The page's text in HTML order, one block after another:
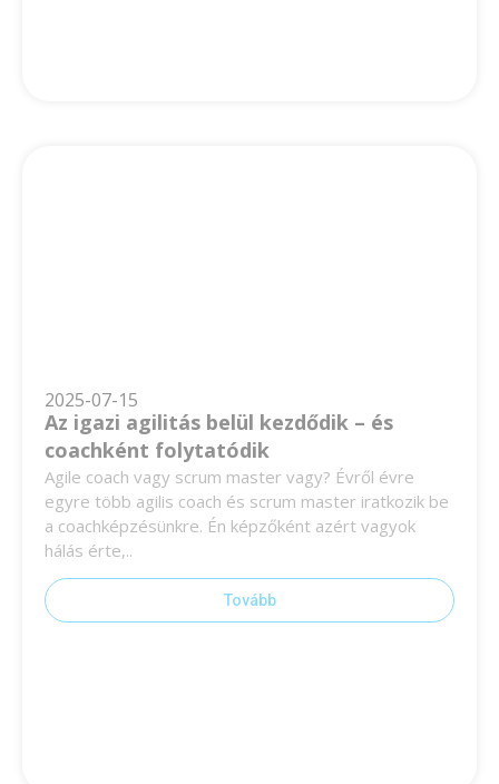
2025-07-15
Az igazi agilitás belül kezdődik – és
coachként folytatódik
Agile coach vagy scrum master vagy? Évről évre
egyre több agilis coach és scrum master iratkozik be
a coachképzésünkre. Én képzőként azért vagyok
hálás érte,..
Tovább